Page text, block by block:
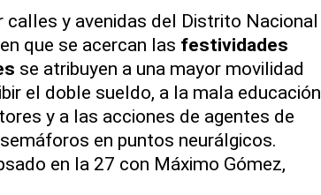
calles y avenidas del Distrito Nacional
que se acercan las festividades
se atribuyen a una mayor movilidad
el doble sueldo, a la mala educación
y a las acciones de agentes de
en puntos neurálgicos.
en la 27 con Máximo Gómez,